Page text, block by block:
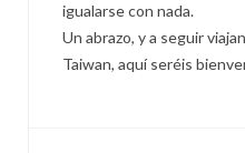
igualarse con nada.
Un abrazo, y a seguir
Taiwan, aquí seréis